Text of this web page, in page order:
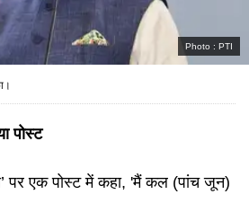
Photo : PTI
पोस्ट
पर एक पोस्ट में कहा, 'मैं कल (पांच जून)